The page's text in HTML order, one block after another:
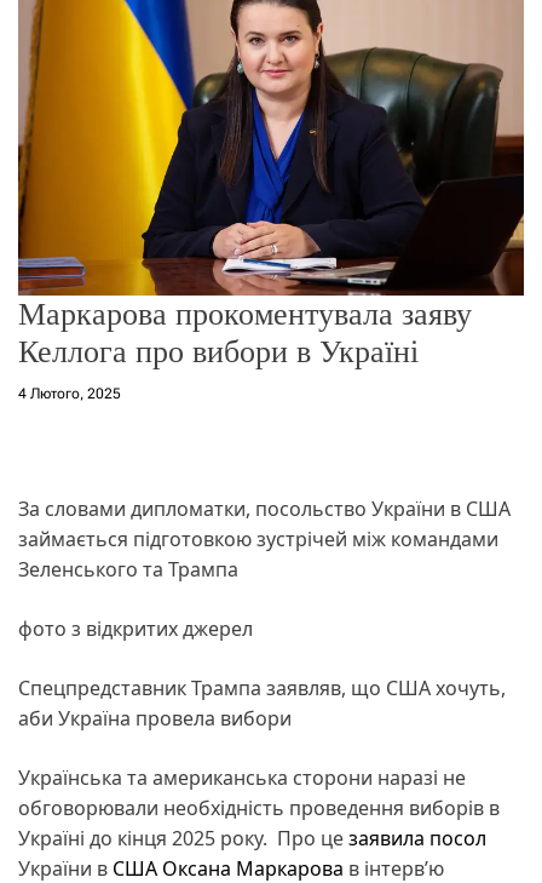
е
ж
и
у
Маркарова прокоментувала заяву
Келлога про вибори в Україні
4 Лютого, 2025
За словами дипломатки, посольство України в США
займається підготовкою зустрічей між командами
Зеленського та Трампа
фото з відкритих джерел
Спецпредставник Трампа заявляв, що США хочуть,
аби Україна провела вибори
Українська та американська сторони наразі не
обговорювали необхідність проведення виборів в
Україні до кінця 2025 року. Про цезаявила посол
України в США Оксана Маркарова в інтерв’ю